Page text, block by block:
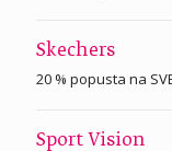
Skechers
20 % popusta na
Sport Vision